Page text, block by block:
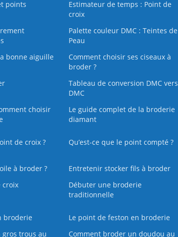
points
Estimateur de temps : Point de
croix
Palette couleur DMC : Teintes de
Peau
bonne aiguille
Comment choisir ses ciseaux à
broder ?
Tableau de conversion DMC vers
DMC
choisir
Le guide complet de la broderie
diamant
de croix ?
Qu’est-ce que le point compté ?
à broder ?
Entretenir stocker fils à broder
croix
Débuter une broderie
traditionnelle
broderie
Le point de feston en broderie
trous au
Comment broder un doudou au